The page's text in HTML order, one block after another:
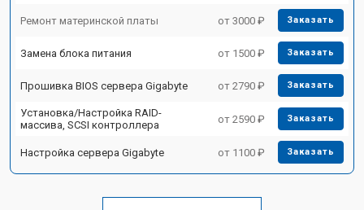
Ремонт материнской платы от 3000 ₽ Заказать
Замена блока питания от 1500 ₽ Заказать
Прошивка BIOS сервера Gigabyte от 2790 ₽ Заказать
Установка/Настройка RAID-
массива, SCSI контроллера
от 2590 ₽ Заказать
Настройка сервера Gigabyte от 1100 ₽ Заказать